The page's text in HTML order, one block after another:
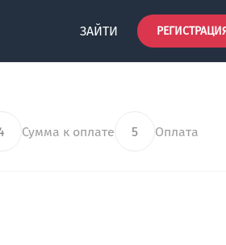
ЗАЙТИ
Сумма к оплате 5 Оплата